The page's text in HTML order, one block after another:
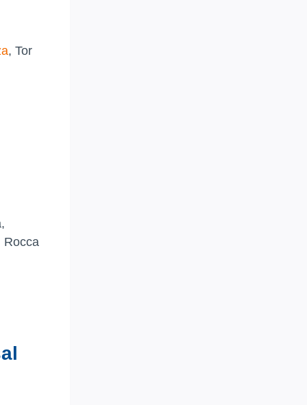
, Tor
Rocca